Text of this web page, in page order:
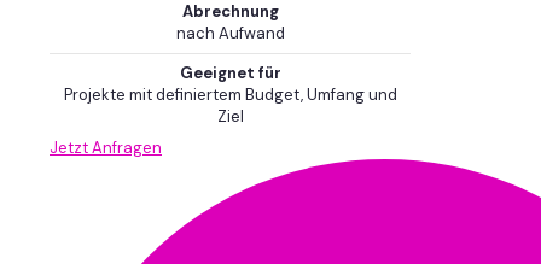
Abrechnung
nach Aufwand
Geeignet für
Projekte mit definiertem Budget, Umfang und
Ziel
Jetzt Anfragen